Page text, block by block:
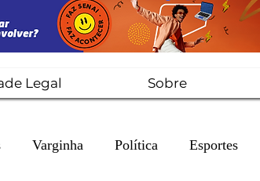
Legal Sobre
Varginha Política Esportes